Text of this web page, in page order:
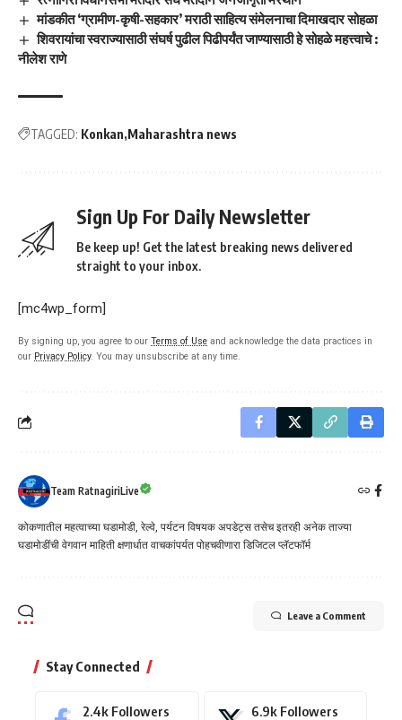
मांडकीत ‘ग्रामीण-कृषी-सहकार’ मराठी साहित्य संमेलनाचा दिमाखदार सोहळा
शिवरायांचा स्वराज्यासाठी संघर्ष पुढील पिढीपर्यंत जाण्यासाठी हे सोहळे महत्त्वाचे :
नीलेश राणे
TAGGED: Konkan Maharashtra news
Sign Up For Daily Newsletter
Be keep up! Get the latest breaking news delivered
straight to your inbox.
[mc4wp_form]
By signing up, you agree to our Terms of Use and acknowledge the data practices in
our Privacy Policy. You may unsubscribe at any time.
Team RatnagiriLive
कोकणातील महत्वाच्या घडामोडी, रेल्वे, पर्यटन विषयक अपडेट्स तसेच इतरही अनेक ताज्या
घडामोडींची वेगवान माहिती क्षणार्धात वाचकांपर्यत पोहचवीणारा डिजिटल प्लॅटफॉर्म
Leave a Comment
Stay Connected
2.4k Followers 6.9k Followers